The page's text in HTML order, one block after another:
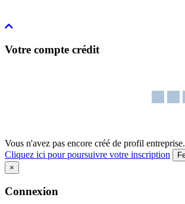
Votre compte crédit
Vous n'avez pas encore créé de profil entreprise.
Cliquez ici pour poursuivre votre inscription
×
Connexion